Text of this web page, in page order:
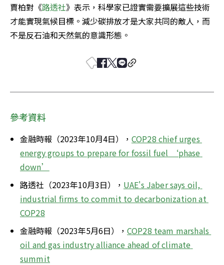
賈柏對《路透社》表示，科學家已證實需要擴展這些技術
才能實現氣候目標。減少碳排放才是大家共同的敵人，而
不是反石油和天然氣的意識形態。
參考資料
金融時報（2023年10月4日）， COP28 chief urges
energy groups to prepare for fossil fuel ‘phase
down’
路透社（2023年10月3日）， UAE's Jaber says oil,
industrial firms to commit to decarbonization at
COP28
金融時報（2023年5月6日）， COP28 team marshals
oil and gas industry alliance ahead of climate
summit